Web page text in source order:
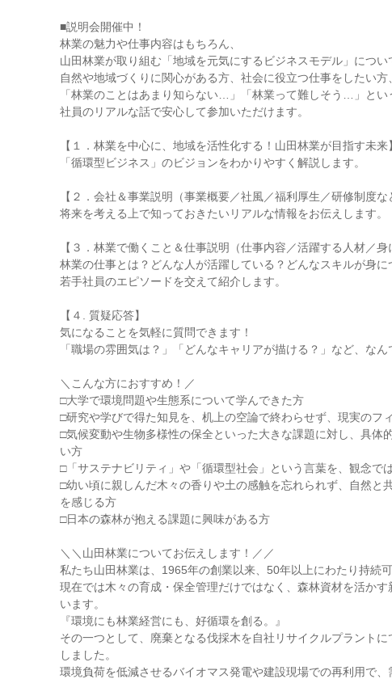
■説明会開催中！
林業の魅力や仕事内容はもちろん、
山田林業が取り組む「地域を元気にするビジネスモデル」につい
自然や地域づくりに関心がある方、社会に役立つ仕事をしたい方
「林業のことはあまり知らない…」「林業って難しそう…」とい
社員のリアルな話で安心して参加いただけます。
【１．林業を中心に、地域を活性化する！山田林業が目指す未来】
「循環型ビジネス」のビジョンをわかりやすく解説します。
【２．会社＆事業説明（事業概要／社風／福利厚生／研修制度な
将来を考える上で知っておきたいリアルな情報をお伝えします。
【３．林業で働くこと＆仕事説明（仕事内容／活躍する人材／身
林業の仕事とは？どんな人が活躍している？どんなスキルが身に
若手社員のエピソードを交えて紹介します。
【４. 質疑応答】
気になることを気軽に質問できます！
「職場の雰囲気は？」「どんなキャリアが描ける？」など、なん
＼こんな方におすすめ！／
□大学で環境問題や生態系について学んできた方
□研究や学びで得た知見を、机上の空論で終わらせず、現実のフ
□気候変動や生物多様性の保全といった大きな課題に対し、具体
い方
□「サステナビリティ」や「循環型社会」という言葉を、観念で
□幼い頃に親しんだ木々の香りや土の感触を忘れられず、自然と
を感じる方
□日本の森林が抱える課題に興味がある方
＼＼山田林業についてお伝えします！／／
私たち山田林業は、1965年の創業以来、50年以上にわたり持続
現在では木々の育成・保全管理だけではなく、森林資材を活か
います。
『環境にも林業経営にも、好循環を創る。』
その一つとして、廃棄となる伐採木を自社リサイクルプラント
しました。
環境負荷を低減させるバイオマス発電や建設現場での再利用で、